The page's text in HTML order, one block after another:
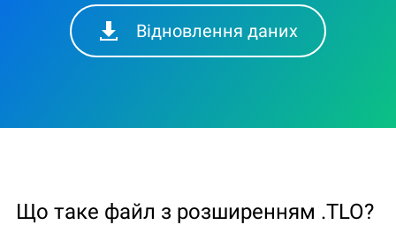
Відновлення даних
Що таке файл з розширенням .TLO?